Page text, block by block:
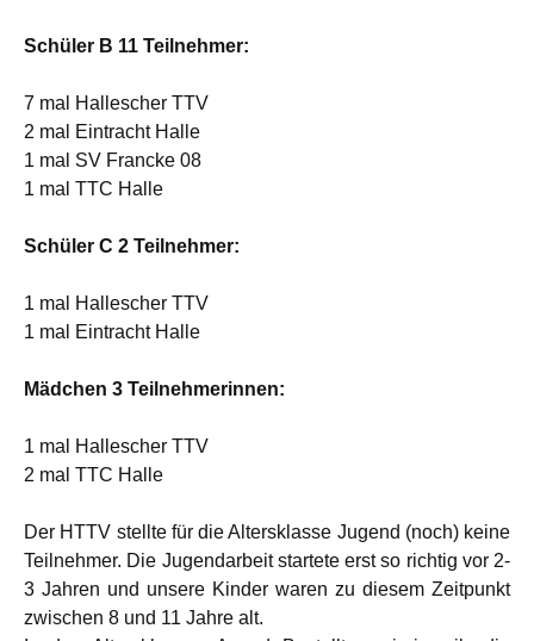
Schüler B 11 Teilnehmer:
7 mal Hallescher TTV
2 mal Eintracht Halle
1 mal SV Francke 08
1 mal TTC Halle
Schüler C 2 Teilnehmer:
1 mal Hallescher TTV
1 mal Eintracht Halle
Mädchen 3 Teilnehmerinnen:
1 mal Hallescher TTV
2 mal TTC Halle
Der HTTV stellte für die Altersklasse Jugend (noch) keine
Teilnehmer. Die Jugendarbeit startete erst so richtig vor 2-
3 Jahren und unsere Kinder waren zu diesem Zeitpunkt
zwischen 8 und 11 Jahre alt.